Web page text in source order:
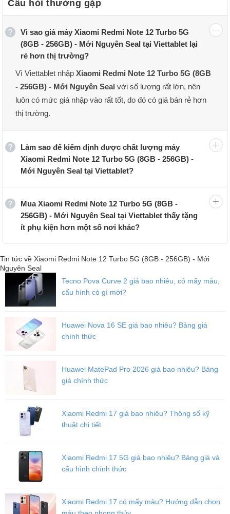
Redmi Note 12 Turbo cháy hàng chỉ sau vài giây mở bán tại thị
trường Trung Quốc
Đánh giá thiết kế Redmi Note 12 Turbo
Redmi Note 12 Turbo
có thân máy phẳng và quan trọng nhất là lần
này Xiaomi cuối cùng đã loại bỏ được khung nhựa rẻ tiền nối màn
hình với khung, vốn là một trong những nhược điểm lớn nhất của
các dòng Redmi so với đối thủ. Mặt lưng của Note 12 Turbo được
nào mà lại còn rất độc đáo và sang trọng.
Cận cảnh thiết kể mặt lưng của Redmi Note 12 Turbo
kế. Trong đó bề mặt của khung được phun cát, mang lại vẻ ngoài
và cảm giác giống như kim loại, đồng thời các cạnh của khung
được vát hoàn hảo nên sẽ không có cảm giác sắc khi người dùng
Điểm đặc biệt nữa là, thiết lập camera của Note 12 Turbo nằm ở
Câu hỏi thường gặp
Vì sao giá máy Xiaomi Redmi Note 12 Turbo 5G
(8GB - 256GB) - Mới Nguyên Seal tại Viettablet lại
rẻ hơn thị trường?
Vì Viettablet nhậpXiaomi Redmi Note 12 Turbo 5G (8GB
- 256GB) - Mới Nguyên Seal với số lượng rất lớn, nên
luôn có mức giá nhập vào rất tốt, do đó có giá bán rẻ hơn
thị trường.
Làm sao để kiểm định được chất lượng máy
Xiaomi Redmi Note 12 Turbo 5G (8GB - 256GB) -
Mới Nguyên Seal tại Viettablet?
Mua Xiaomi Redmi Note 12 Turbo 5G (8GB -
256GB) - Mới Nguyên Seal tại Viettablet thấy tặng
ít phụ kiện hơn một số nơi khác?
Tin tức về Xiaomi Redmi Note 12 Turbo 5G (8GB - 256GB) - Mới
Nguyên Seal
Tecno Pova Curve 2 giá bao nhiêu, có mấy màu,
cấu hình có gì mới?
Huawei Nova 16 SE giá bao nhiêu? Bảng giá
chính thức
Huawei MatePad Pro 2026 giá bao nhiêu? Bảng
giá chính thức
Xiaomi Redmi 17 giá bao nhiêu? Thông số kỹ
thuật chi tiết
Xiaomi Redmi 17 5G giá bao nhiêu? Bảng giá và
cấu hình chính thức
Xiaomi Redmi 17 có mấy màu? Hướng dẫn chọn